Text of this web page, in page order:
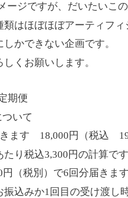
ージですが、だいたいこ
類はほぼほぼアーティフ
しかできない企画です。
くお願いします。
期便
ついて
ます 18,000 円（税込
たり税込3,300 円の計算です
円（税別）で6回分届きま
振込みか1 回目の受け渡し